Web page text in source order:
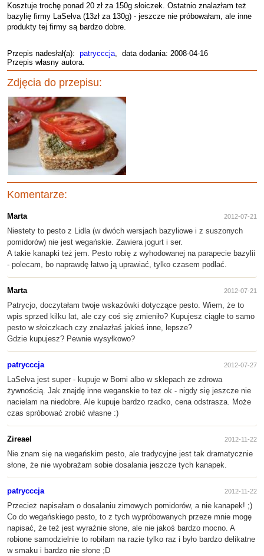
Kosztuje trochę ponad 20 zł za 150g słoiczek. Ostatnio znalazłam też
bazylię firmy LaSelva (13zł za 130g) - jeszcze nie próbowałam, ale inne
produkty tej firmy są bardzo dobre.
Przepis nadesłał(a): patrycccja, data dodania: 2008-04-16
Przepis własny autora.
Zdjęcia do przepisu:
Komentarze:
Marta 2012-07-21
Niestety to pesto z Lidla (w dwóch wersjach bazyliowe i z suszonych
pomidorów) nie jest wegańskie. Zawiera jogurt i ser.
A takie kanapki też jem. Pesto robię z wyhodowanej na parapecie bazylii
- polecam, bo naprawdę łatwo ją uprawiać, tylko czasem podlać.
Marta 2012-07-21
Patrycjo, doczytałam twoje wskazówki dotyczące pesto. Wiem, że to
wpis sprzed kilku lat, ale czy coś się zmieniło? Kupujesz ciągle to samo
pesto w słoiczkach czy znalazłaś jakieś inne, lepsze?
Gdzie kupujesz? Pewnie wysyłkowo?
patrycccja 2012-07-27
LaSelva jest super - kupuje w Bomi albo w sklepach ze zdrowa
żywnością. Jak znajdę inne weganskie to tez ok - nigdy się jeszcze nie
nacielam na niedobre. Ale kupuje bardzo rzadko, cena odstrasza. Może
czas spróbować zrobić własne :)
Zireael 2012-11-22
Nie znam się na wegańskim pesto, ale tradycyjne jest tak dramatycznie
słone, że nie wyobrażam sobie dosalania jeszcze tych kanapek.
patrycccja 2012-11-22
Przecież napisałam o dosalaniu zimowych pomidorów, a nie kanapek! ;)
Co do wegańskiego pesto, to z tych wypróbowanych przeze mnie mogę
napisać, że też jest wyraźnie słone, ale nie jakoś bardzo mocno. A
robione samodzielnie to robiłam na razie tylko raz i było bardzo delikatne
w smaku i bardzo nie słone ;D